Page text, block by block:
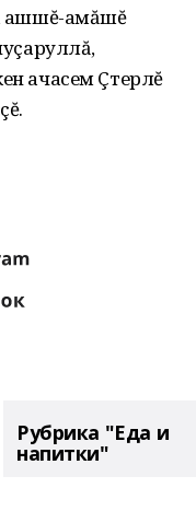
ашшĕ-амăшĕ
ачасем Çтерлĕ
Рубрика "Еда и
напитки"